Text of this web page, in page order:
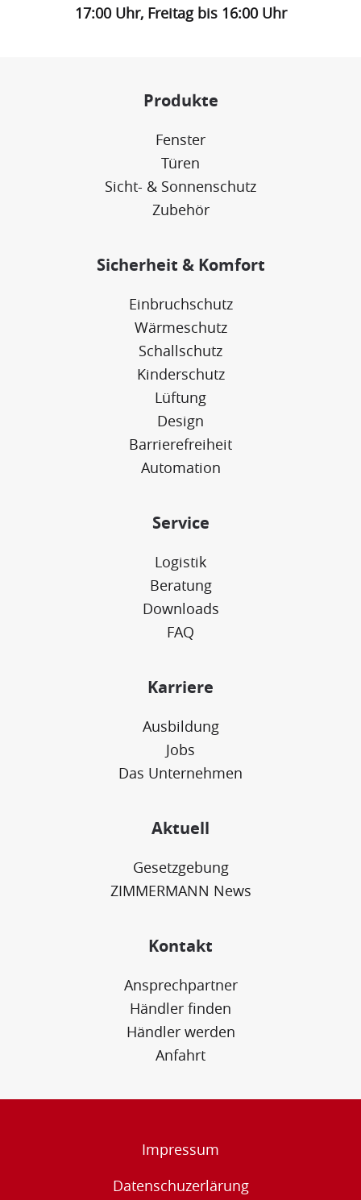
17:00 Uhr, Freitag bis 16:00 Uhr
Produkte
Fenster
Türen
Sicht- & Sonnenschutz
Zubehör
Sicherheit & Komfort
Einbruchschutz
Wärmeschutz
Schallschutz
Kinderschutz
Lüftung
Design
Barrierefreiheit
Automation
Service
Logistik
Beratung
Downloads
FAQ
Karriere
Ausbildung
Jobs
Das Unternehmen
Aktuell
Gesetzgebung
ZIMMERMANN News
Kontakt
Ansprechpartner
Händler finden
Händler werden
Anfahrt
Impressum
Datenschuzerlärung